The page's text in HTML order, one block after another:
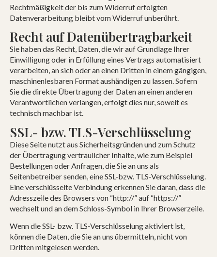
Rechtmäßigkeit der bis zum Widerruf erfolgten
Datenverarbeitung bleibt vom Widerruf unberührt.
Recht auf Datenübertragbarkeit
Sie haben das Recht, Daten, die wir auf Grundlage Ihrer
Einwilligung oder in Erfüllung eines Vertrags automatisiert
verarbeiten, an sich oder an einen Dritten in einem gängigen,
maschinenlesbaren Format aushändigen zu lassen. Sofern
Sie die direkte Übertragung der Daten an einen anderen
Verantwortlichen verlangen, erfolgt dies nur, soweit es
technisch machbar ist.
SSL- bzw. TLS-Verschlüsselung
Diese Seite nutzt aus Sicherheitsgründen und zum Schutz
der Übertragung vertraulicher Inhalte, wie zum Beispiel
Bestellungen oder Anfragen, die Sie an uns als
Seitenbetreiber senden, eine SSL-bzw. TLS-Verschlüsselung.
Eine verschlüsselte Verbindung erkennen Sie daran, dass die
Adresszeile des Browsers von “http://” auf “https://”
wechselt und an dem Schloss-Symbol in Ihrer Browserzeile.
Wenn die SSL- bzw. TLS-Verschlüsselung aktiviert ist,
können die Daten, die Sie an uns übermitteln, nicht von
Dritten mitgelesen werden.